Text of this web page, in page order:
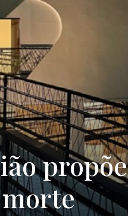
de
Notícias
propõe